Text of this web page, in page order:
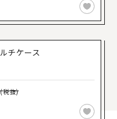
チケース
税抜)